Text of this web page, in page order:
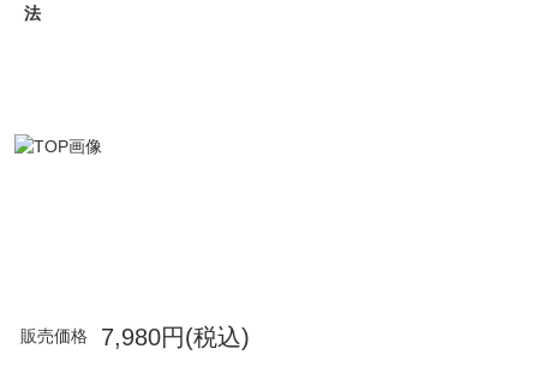
法
販売価格 7,980円(税込)